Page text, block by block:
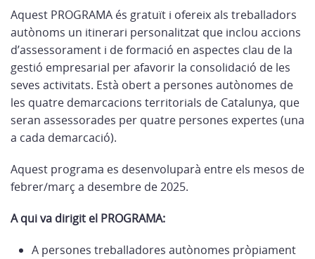
Aquest PROGRAMA és gratuït i ofereix als treballadors
autònoms un itinerari personalitzat que inclou accions
d’assessorament i de formació en aspectes clau de la
gestió empresarial per afavorir la consolidació de les
seves activitats. Està obert a persones autònomes de
les quatre demarcacions territorials de Catalunya, que
seran assessorades per quatre persones expertes (una
a cada demarcació).
Aquest programa es desenvoluparà entre els mesos de
febrer/març a desembre de 2025.
A qui va dirigit el PROGRAMA:
A persones treballadores autònomes pròpiament